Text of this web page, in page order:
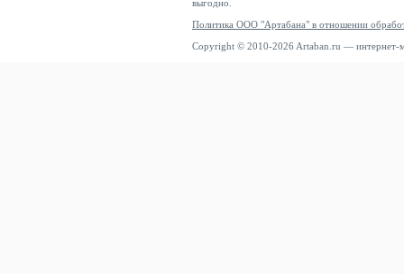
выгодно.
Политика ООО "Артабана" в отношении
Copyright © 2010-2026 Artaban.ru — интернет-